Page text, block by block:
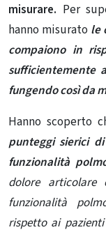
misurare. Per
hanno misurato le
compaiono in
sufficientemente
fungendo così da
Hanno scoperto
punteggi sierici
funzionalità
dolore articolare
funzionalità
rispetto ai